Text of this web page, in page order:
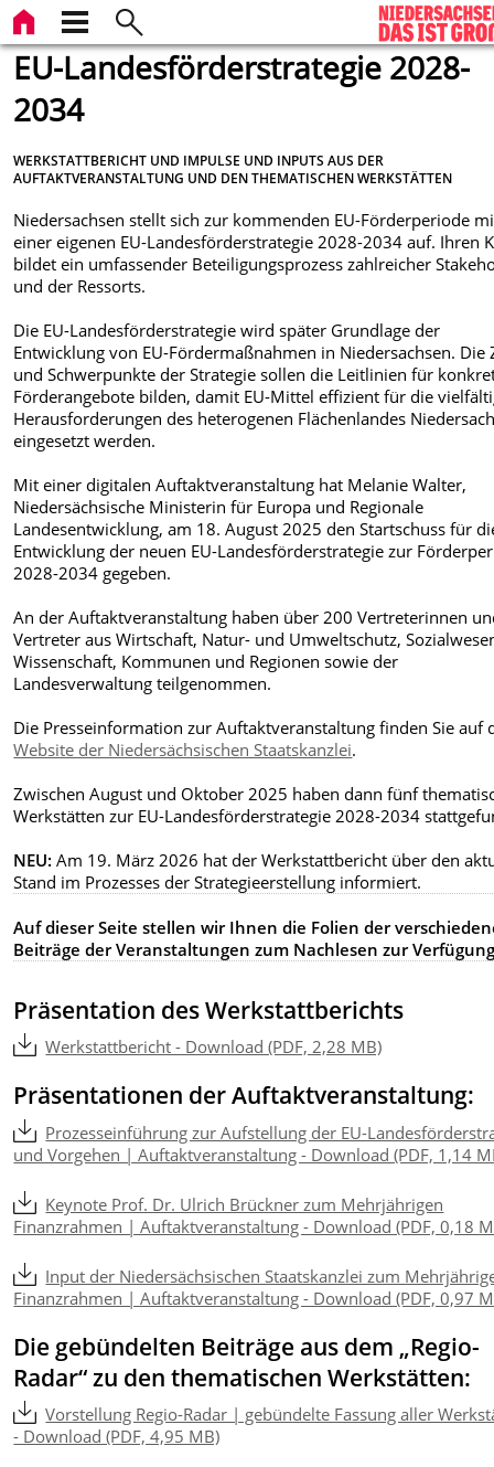
EU-Landesförderstrategie 2028-
2034
WERKSTATTBERICHT UND IMPULSE UND INPUTS AUS DER
AUFTAKTVERANSTALTUNG UND DEN THEMATISCHEN WERKSTÄTTEN
Niedersachsen stellt sich zur kommenden EU-Förderperiode
einer eigenen EU-Landesförderstrategie 2028-2034 auf. Ihren
bildet ein umfassender Beteiligungsprozess zahlreicher
und der Ressorts.
Die EU-Landesförderstrategie wird später Grundlage der
Entwicklung von EU-Fördermaßnahmen in Niedersachsen. Die
und Schwerpunkte der Strategie sollen die Leitlinien für
Förderangebote bilden, damit EU-Mittel effizient für die
Herausforderungen des heterogenen Flächenlandes
eingesetzt werden.
Mit einer digitalen Auftaktveranstaltung hat Melanie Walter,
Niedersächsische Ministerin für Europa und Regionale
Landesentwicklung, am 18. August 2025 den Startschuss für
Entwicklung der neuen EU-Landesförderstrategie zur
2028-2034 gegeben.
An der Auftaktveranstaltung haben über 200 Vertreterinnen
Vertreter aus Wirtschaft, Natur- und Umweltschutz,
Wissenschaft, Kommunen und Regionen sowie der
Landesverwaltung teilgenommen.
Die Presseinformation zur Auftaktveranstaltung finden Sie auf
Website der Niedersächsischen Staatskanzlei.
Zwischen August und Oktober 2025 haben dann fünf
Werkstätten zur EU-Landesförderstrategie 2028-2034
NEU: Am 19. März 2026 hat der Werkstattbericht über den
Stand im Prozesses der Strategieerstellung informiert.
Auf dieser Seite stellen wir Ihnen die Folien der
Beiträge der Veranstaltungen zum Nachlesen zur
Präsentation des Werkstattberichts
Werkstattbericht - Download (PDF, 2,28 MB)
Präsentationen der Auftaktveranstaltung:
Prozesseinführung zur Aufstellung der EU-
und Vorgehen | Auftaktveranstaltung - Download (PDF, 1,14
Keynote Prof. Dr. Ulrich Brückner zum Mehrjährigen
Finanzrahmen | Auftaktveranstaltung - Download (PDF, 0,18
Input der Niedersächsischen Staatskanzlei zum
Finanzrahmen | Auftaktveranstaltung - Download (PDF, 0,97
Die gebündelten Beiträge aus dem „Regio-
Radar“ zu den thematischen Werkstätten:
Vorstellung Regio-Radar | gebündelte Fassung aller
- Download (PDF, 4,95 MB)